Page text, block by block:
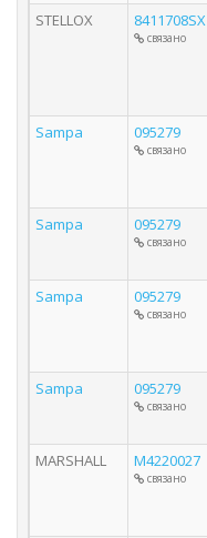
STELLOX
8411708SX
связано
Sampa
095279
связано
Sampa
095279
связано
Sampa
095279
связано
Sampa
095279
связано
MARSHALL
M4220027
связано